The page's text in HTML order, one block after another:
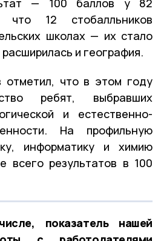
— 100 баллов у 82
что 12 стобалльников
школах — их стало
и география.
отметил, что в этом году
ребят, выбравших
и естественно-
На профильную
информатику и химию
всего результатов в 100
показатель нашей